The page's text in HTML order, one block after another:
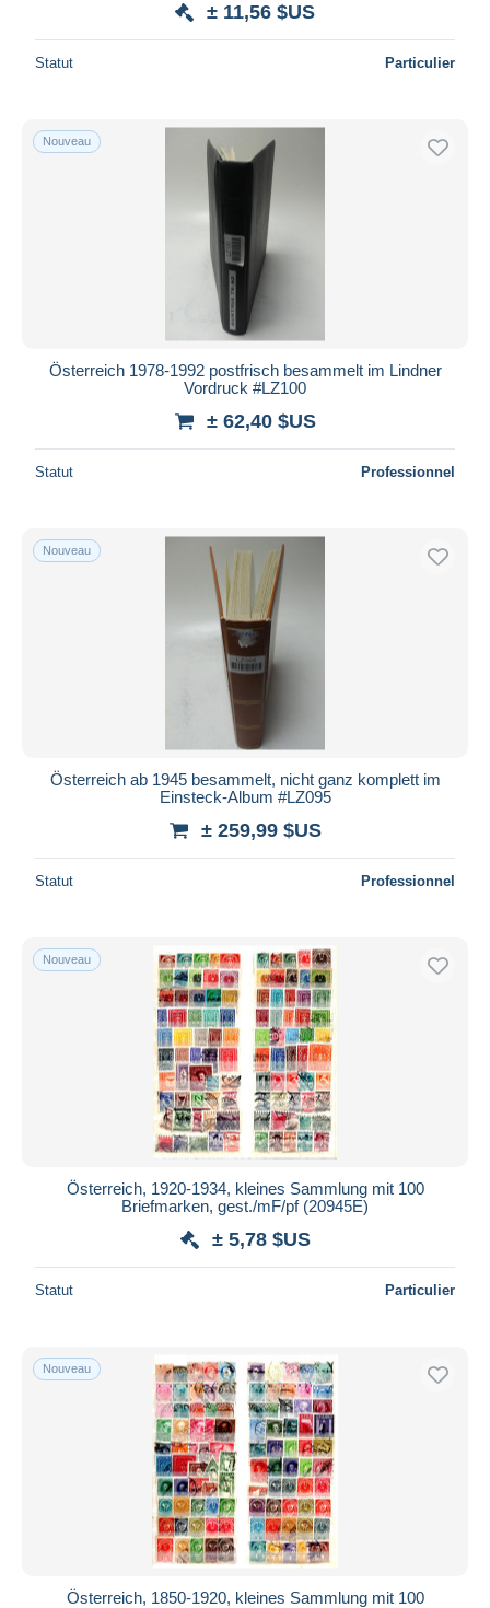
± 11,56 $US
Statut Particulier
Nouveau
Österreich 1978-1992 postfrisch besammelt im Lindner
Vordruck #LZ100
± 62,40 $US
Statut Professionnel
Nouveau
Österreich ab 1945 besammelt, nicht ganz komplett im
Einsteck-Album #LZ095
± 259,99 $US
Statut Professionnel
Nouveau
Österreich, 1920-1934, kleines Sammlung mit 100
Briefmarken, gest./mF/pf (20945E)
± 5,78 $US
Statut Particulier
Nouveau
Österreich, 1850-1920, kleines Sammlung mit 100